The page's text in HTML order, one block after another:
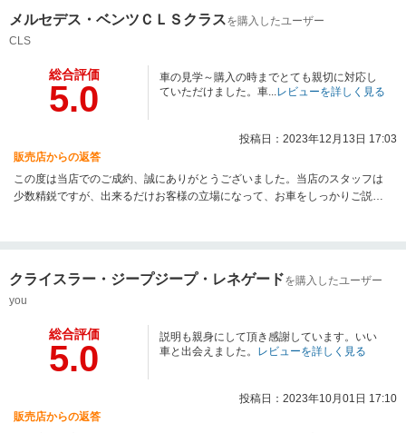
メルセデス・ベンツＣＬＳクラスを購入したユーザー
CLS
総合評価
5.0
車の見学～購入の時までとても親切に対応し
ていただけました。車...レビューを詳しく見る
投稿日：2023年12月13日 17:03
販売店からの返答
この度は当店でのご成約、誠にありがとうございました。当店のスタッフは
少数精鋭ですが、出来るだけお客様の立場になって、お車をしっかりご説明
も良質な中古車を、お求め安い価格で提供できるよう努力してまいりますの
クライスラー・ジープジープ・レネゲードを購入したユーザー
you
総合評価
5.0
説明も親身にして頂き感謝しています。いい
車と出会えました。 レビューを詳しく見る
投稿日：2023年10月01日 17:10
販売店からの返答